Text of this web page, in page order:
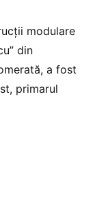
modulare
din
a fost
primarul